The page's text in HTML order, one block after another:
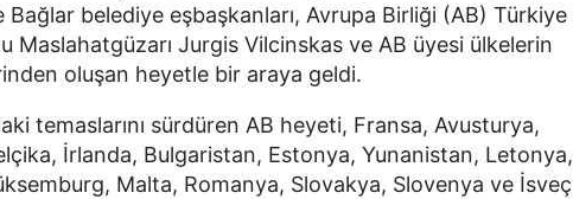
Bağlar belediye eşbaşkanları, Avrupa Birliği (AB) Türkiye
Maslahatgüzarı Jurgis Vilcinskas ve AB üyesi ülkelerin
oluşan heyetle bir araya geldi.
temaslarını sürdüren AB heyeti, Fransa, Avusturya,
İrlanda, Bulgaristan, Estonya, Yunanistan, Letonya,
Malta, Romanya, Slovakya, Slovenya ve İsveç